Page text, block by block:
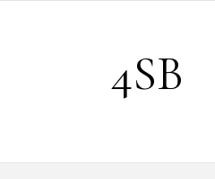
4SB